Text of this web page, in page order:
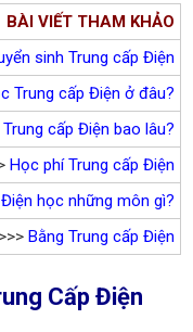
BÀI VIẾT THAM KHẢO
sinh Trung cấp Điện
Trung cấp Điện ở đâu?
cấp Điện bao lâu?
Học phí Trung cấp Điện
học những môn gì?
>>> Bằng Trung cấp Điện
Cấp Điện